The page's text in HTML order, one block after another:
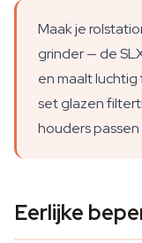
Maak je
grinder — de
en maalt
set glazen
houders
Eerlijke